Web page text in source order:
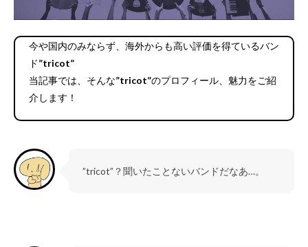
今や国内のみならず、海外からも高い評価を得ているバン
ド”tricot”
当記事では、そんな”tricot”のプロフィール、魅力をご紹
介します！
”tricot”？聞いたことないバンドだなあ…。